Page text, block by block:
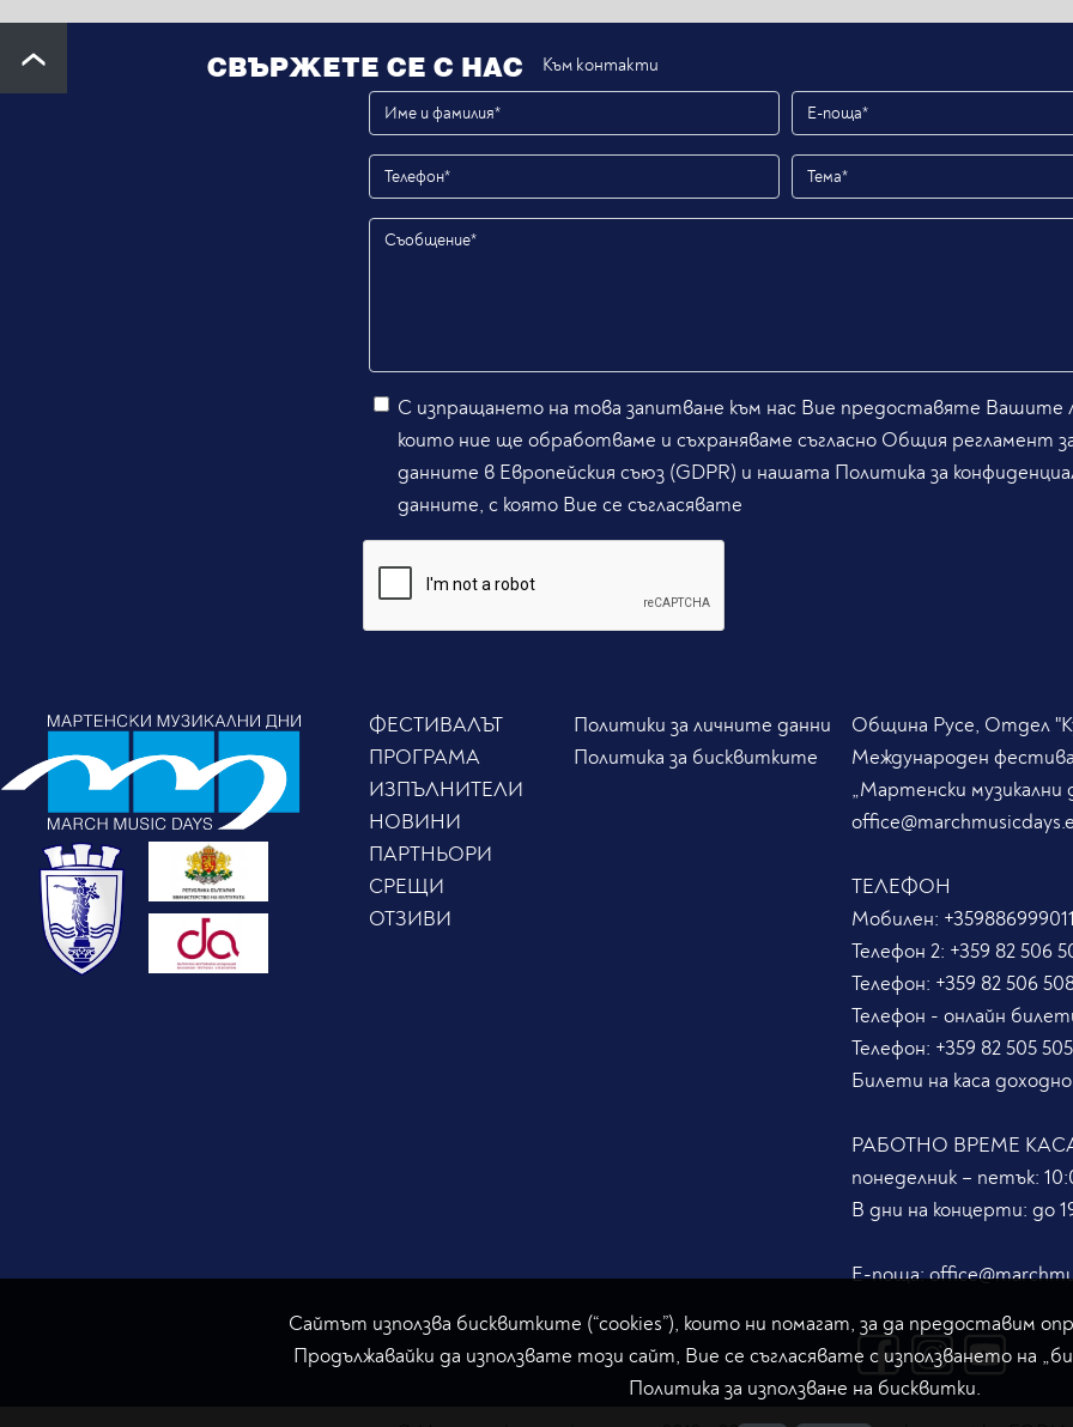
Сайтът използва бисквитките (“cookies”), които ни помагат, за да предоставим
Продължавайки да използвате този сайт, Вие се съгласявате с използването на
Политика за използване на бисквитки.
СВЪРЖЕТЕ СЕ С НАС Към контакти
С изпращането на това запитване към нас Вие предоставяте Вашите
които ние ще обработваме и съхраняваме съгласно Общия регламент
данните в Европейския съюз (GDPR) и нашата Политика за
данните, с която Вие се съгласявате
ФЕСТИВАЛЪТ
ПРОГРАМА
ИЗПЪЛНИТЕЛИ
НОВИНИ
ПАРТНЬОРИ
СРЕЩИ
ОТЗИВИ
Политики за личните данни
Политика за бисквитките
Община Русе, Отдел
Международен
„Мартенски музикални
ТЕЛЕФОН
Мобилен:
Телефон 2: +359 82 506
Телефон: +359 82 506
Телефон - онлайн
Телефон: +359 82 505 505
Билети на каса
РАБОТНО ВРЕМЕ
понеделник – петък:
В дни на концерти: до
Е-поща: